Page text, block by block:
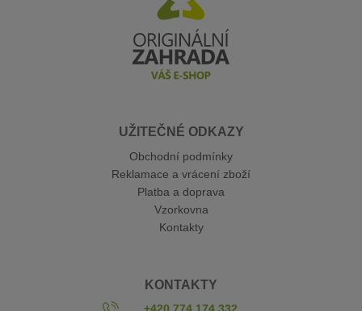
UŽITEČNÉ ODKAZY
Obchodní podmínky
Reklamace a vrácení zboží
Platba a doprava
Vzorkovna
Kontakty
KONTAKTY